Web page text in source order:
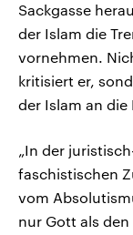
Sackgasse
der Islam die
vornehmen.
kritisiert er,
der Islam an
„In der
faschistischen
vom
nur Gott als